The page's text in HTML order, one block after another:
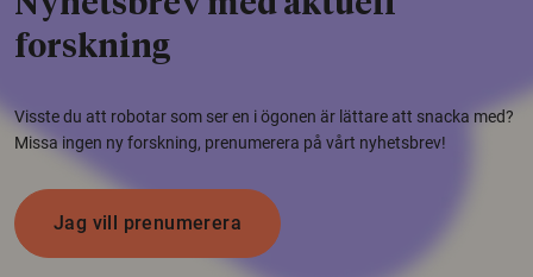
forskning
Visste du att robotar som ser en i ögonen är lättare att snacka med?
Missa ingen ny forskning, prenumerera på vårt nyhetsbrev!
Jag vill prenumerera